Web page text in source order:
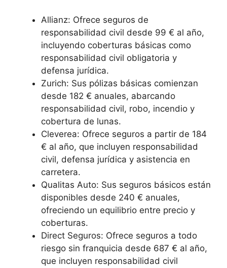
Allianz: Ofrece seguros de
responsabilidad civil desde 99 € al año,
incluyendo coberturas básicas como
responsabilidad civil obligatoria y
defensa jurídica.
Zurich: Sus pólizas básicas comienzan
desde 182 € anuales, abarcando
responsabilidad civil, robo, incendio y
cobertura de lunas.
Cleverea: Ofrece seguros a partir de 184
€ al año, que incluyen responsabilidad
civil, defensa jurídica y asistencia en
carretera.
Qualitas Auto: Sus seguros básicos están
disponibles desde 240 € anuales,
ofreciendo un equilibrio entre precio y
coberturas.
Direct Seguros: Ofrece seguros a todo
riesgo sin franquicia desde 687 € al año,
que incluyen responsabilidad civil